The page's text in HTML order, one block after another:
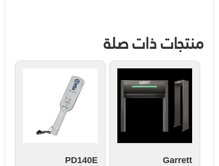
منتجات ذات صلة
Garrett
PD140E